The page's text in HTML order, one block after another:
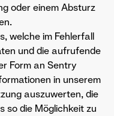
oder einem Absturz
welche im Fehlerfall
und die aufrufende
Form an Sentry
in unserem
auszuwerten, die
so die Möglichkeit zu